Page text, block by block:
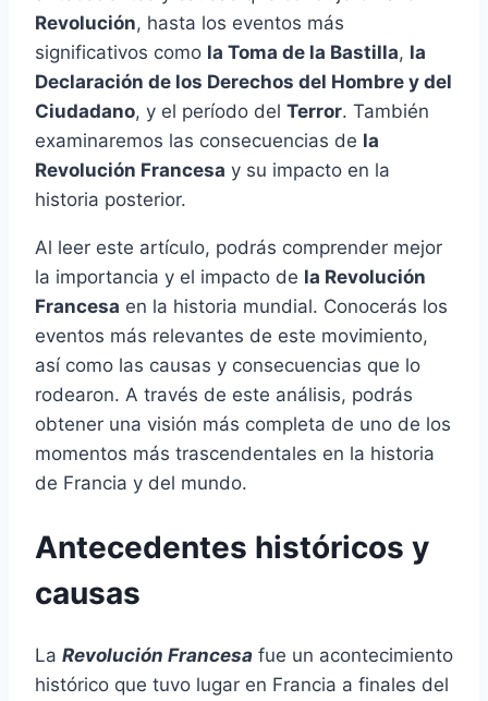
Revolución, hasta los eventos más
significativos como la Toma de la Bastilla, la
Declaración de los Derechos del Hombre y del
Ciudadano, y el período del Terror. También
examinaremos las consecuencias de la
Revolución Francesa y su impacto en la
historia posterior.
Al leer este artículo, podrás comprender mejor
la importancia y el impacto de la Revolución
Francesa en la historia mundial. Conocerás los
eventos más relevantes de este movimiento,
así como las causas y consecuencias que lo
rodearon. A través de este análisis, podrás
obtener una visión más completa de uno de los
momentos más trascendentales en la historia
de Francia y del mundo.
Antecedentes históricos y
causas
La Revolución Francesa fue un acontecimiento
histórico que tuvo lugar en Francia a finales del